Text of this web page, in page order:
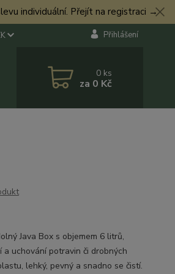
individuální. Přejít na registraci →
Přihlášení
0 ks
za 0 Kč
Java Box s objemem 6 litrů,
uchování potravin či drobných
lehký, pevný a snadno se čistí.